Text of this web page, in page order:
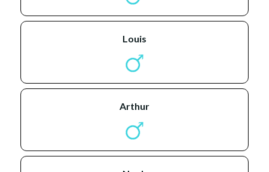
louis
arthur